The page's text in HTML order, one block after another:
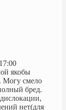
якобы
Могу смело
бред.
нет(для